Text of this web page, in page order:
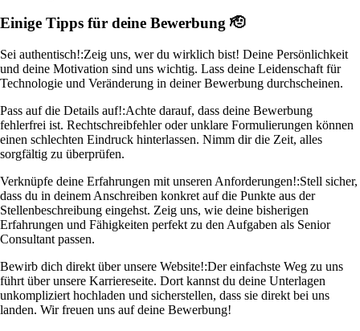
Einige Tipps für deine Bewerbung 🫡
Sei authentisch!:Zeig uns, wer du wirklich bist! Deine Persönlichkeit
und deine Motivation sind uns wichtig. Lass deine Leidenschaft für
Technologie und Veränderung in deiner Bewerbung durchscheinen.
Pass auf die Details auf!:Achte darauf, dass deine Bewerbung
fehlerfrei ist. Rechtschreibfehler oder unklare Formulierungen können
einen schlechten Eindruck hinterlassen. Nimm dir die Zeit, alles
sorgfältig zu überprüfen.
Verknüpfe deine Erfahrungen mit unseren Anforderungen!:Stell sicher,
dass du in deinem Anschreiben konkret auf die Punkte aus der
Stellenbeschreibung eingehst. Zeig uns, wie deine bisherigen
Erfahrungen und Fähigkeiten perfekt zu den Aufgaben als Senior
Consultant passen.
Bewirb dich direkt über unsere Website!:Der einfachste Weg zu uns
führt über unsere Karriereseite. Dort kannst du deine Unterlagen
unkompliziert hochladen und sicherstellen, dass sie direkt bei uns
landen. Wir freuen uns auf deine Bewerbung!